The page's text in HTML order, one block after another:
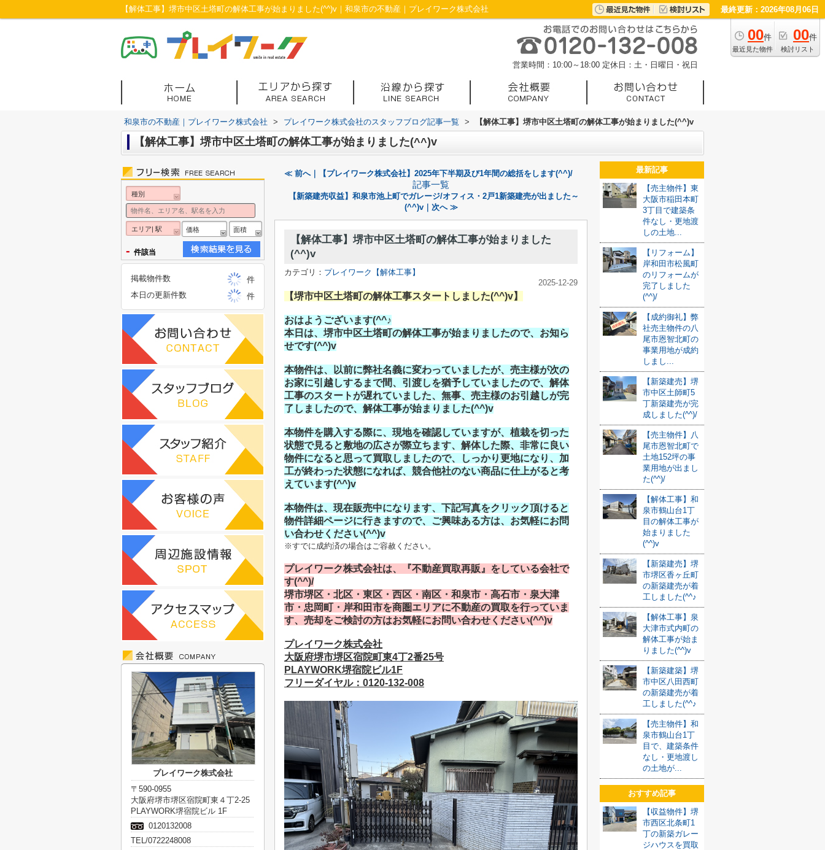
【解体工事】堺市中区土塔町の解体工事が始まりました(^^)v｜和泉市の不動産｜プレイワーク株式会社 最終更新：2026年08月06日
00件
最近見た物件
00件
検討リスト
営業時間：10:00～18:00 定休日：土・日曜日・祝日
和泉市の不動産｜プレイワーク株式会社 > プレイワーク株式会社のスタッフブログ記事一覧 > 【解体工事】堺市中区土塔町の解体工事が始まりました(^^)v
【解体工事】堺市中区土塔町の解体工事が始まりました(^^)v
≪ 前へ｜【プレイワーク株式会社】2025年下半期及び1年間の総括をします(^^)/
記事一覧
【新築建売収益】和泉市池上町でガレージ/オフィス・2戸1新築建売が出ました～
(^^)v｜次へ ≫
【解体工事】堺市中区土塔町の解体工事が始まりました
(^^)v
カテゴリ： プレイワーク【解体工事】
2025-12-29
【堺市中区土塔町の解体工事スタートしました(^^)v】
おはようございます(^^♪
本日は、堺市中区土塔町の解体工事が始まりましたので、お知ら
せです(^^)v
本物件は、以前に弊社名義に変わっていましたが、売主様が次の
お家に引越しするまで間、引渡しを猶予していましたので、解体
工事のスタートが遅れていました、無事、売主様のお引越しが完
了しましたので、解体工事が始まりました(^^)v
本物件を購入する際に、現地を確認していますが、植栽を切った
状態で見ると敷地の広さが際立ちます、解体した際、非常に良い
物件になると思って買取しましたので、しっかり更地になり、加
工が終わった状態になれば、競合他社のない商品に仕上がると考
えています(^^)v
本物件は、現在販売中になります、下記写真をクリック頂けると
物件詳細ページに行きますので、ご興味ある方は、お気軽にお問
い合わせください(^^)v
※すでに成約済の場合はご容赦ください。
プレイワーク株式会社は、『不動産買取再販』をしている会社で
す(^^)/
堺市堺区・北区・東区・西区・南区・和泉市・高石市・泉大津
市・忠岡町・岸和田市を商圏エリアに不動産の買取を行っていま
す、売却をご検討の方はお気軽にお問い合わせください(^^)v
プレイワーク株式会社
大阪府堺市堺区宿院町東4丁2番25号
PLAYWORK堺宿院ビル1F
フリーダイヤル：0120-132-008
最新記事
【売主物件】東
大阪市稲田本町
3丁目で建築条
件なし・更地渡
しの土地...
【リフォーム】
岸和田市松風町
のリフォームが
完了しました
(^^)/
【成約御礼】弊
社売主物件の八
尾市恩智北町の
事業用地が成約
しまし...
【新築建売】堺
市中区土師町5
丁新築建売が完
成しました(^^)/
【売主物件】八
尾市恩智北町で
土地152坪の事
業用地が出まし
た(^^)/
【解体工事】和
泉市鶴山台1丁
目の解体工事が
始まりました
(^^)v
【新築建売】堺
市堺区香ヶ丘町
の新築建売が着
工しました(^^♪
【解体工事】泉
大津市式内町の
解体工事が始ま
りました(^^)v
【新築建築】堺
市中区八田西町
の新築建売が着
工しました(^^♪
【売主物件】和
泉市鶴山台1丁
目で、建築条件
なし・更地渡し
の土地が...
おすすめ記事
【収益物件】堺
市西区北条町1
丁の新築ガレー
ジハウスを買取
種別
エリア| 駅 価格 面積
- 件該当
掲載物件数
件
本日の更新件数
件
プレイワーク株式会社
〒590-0955
大阪府堺市堺区宿院町東４丁2-25
PLAYWORK堺宿院ビル 1F
0120132008
TEL/0722248008